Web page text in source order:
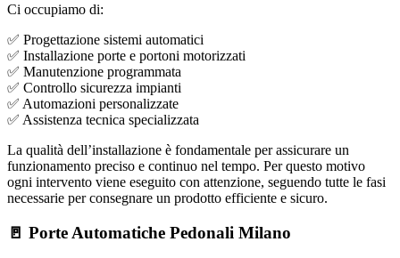
Ci occupiamo di:
✅ Progettazione sistemi automatici
✅ Installazione porte e portoni motorizzati
✅ Manutenzione programmata
✅ Controllo sicurezza impianti
✅ Automazioni personalizzate
✅ Assistenza tecnica specializzata
La qualità dell’installazione è fondamentale per assicurare un
funzionamento preciso e continuo nel tempo. Per questo motivo
ogni intervento viene eseguito con attenzione, seguendo tutte le fasi
necessarie per consegnare un prodotto efficiente e sicuro.
🚪 Porte Automatiche Pedonali Milano